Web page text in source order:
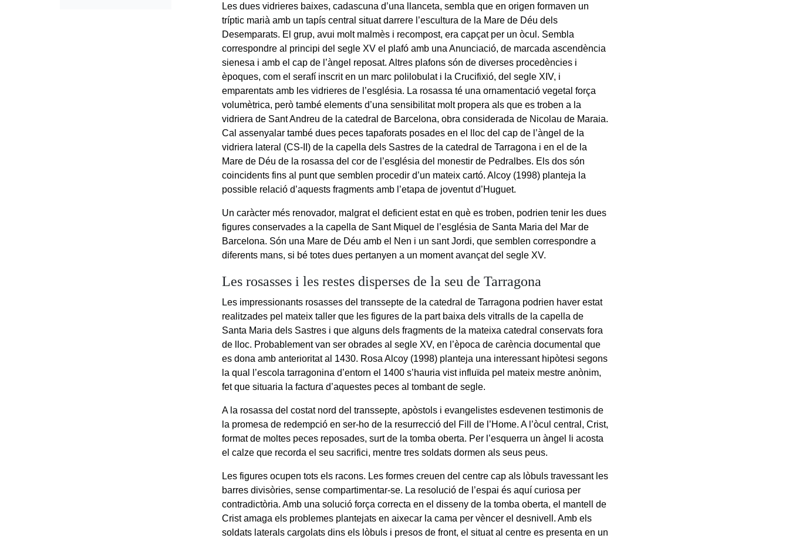
Les dues vidrieres baixes, cadascuna d’una llanceta, sembla que en origen formaven un
tríptic marià amb un tapís central situat darrere l’escultura de la Mare de Déu dels
Desemparats. El grup, avui molt malmès i recompost, era capçat per un òcul. Sembla
correspondre al principi del segle XV el plafó amb una Anunciació, de marcada ascendència
sienesa i amb el cap de l’àngel reposat. Altres plafons són de diverses procedències i
èpoques, com el serafí inscrit en un marc polilobulat i la Crucifixió, del segle XIV, i
emparentats amb les vidrieres de l’església. La rosassa té una ornamentació vegetal força
volumètrica, però també elements d’una sensibilitat molt propera als que es troben a la
vidriera de Sant Andreu de la catedral de Barcelona, obra considerada de Nicolau de Maraia.
Cal assenyalar també dues peces tapaforats posades en el lloc del cap de l’àngel de la
vidriera lateral (CS-II) de la capella dels Sastres de la catedral de Tarragona i en el de la
Mare de Déu de la rosassa del cor de l’església del monestir de Pedralbes. Els dos són
coincidents fins al punt que semblen procedir d’un mateix cartó. Alcoy (1998) planteja la
possible relació d’aquests fragments amb l’etapa de joventut d’Huguet.
Un caràcter més renovador, malgrat el deficient estat en què es troben, podrien tenir les dues
figures conservades a la capella de Sant Miquel de l’església de Santa Maria del Mar de
Barcelona. Són una Mare de Déu amb el Nen i un sant Jordi, que semblen correspondre a
diferents mans, si bé totes dues pertanyen a un moment avançat del segle XV.
Les rosasses i les restes disperses de la seu de Tarragona
Les impressionants rosasses del transsepte de la catedral de Tarragona podrien haver estat
realitzades pel mateix taller que les figures de la part baixa dels vitralls de la capella de
Santa Maria dels Sastres i que alguns dels fragments de la mateixa catedral conservats fora
de lloc. Probablement van ser obrades al segle XV, en l’època de carència documental que
es dona amb anterioritat al 1430. Rosa Alcoy (1998) planteja una interessant hipòtesi segons
la qual l’escola tarragonina d’entorn el 1400 s’hauria vist influïda pel mateix mestre anònim,
fet que situaria la factura d’aquestes peces al tombant de segle.
A la rosassa del costat nord del transsepte, apòstols i evangelistes esdevenen testimonis de
la promesa de redempció en ser-ho de la resurrecció del Fill de l’Home. A l’òcul central, Crist,
format de moltes peces reposades, surt de la tomba oberta. Per l’esquerra un àngel li acosta
el calze que recorda el seu sacrifici, mentre tres soldats dormen als seus peus.
Les figures ocupen tots els racons. Les formes creuen del centre cap als lòbuls travessant les
barres divisòries, sense compartimentar-se. La resolució de l’espai és aquí curiosa per
contradictòria. Amb una solució força correcta en el disseny de la tomba oberta, el mantell de
Crist amaga els problemes plantejats en aixecar la cama per vèncer el desnivell. Amb els
soldats laterals cargolats dins els lòbuls i presos de front, el situat al centre es presenta en un